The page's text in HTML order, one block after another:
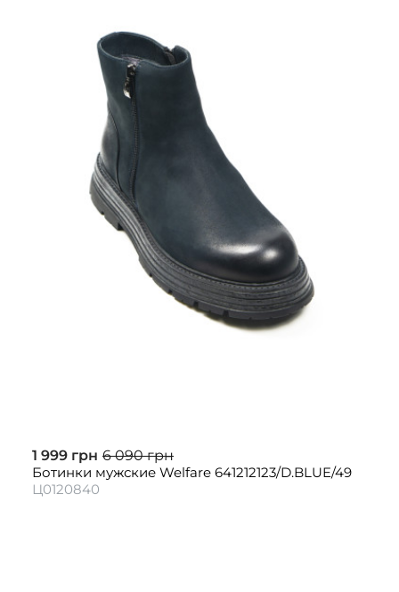
1 999 грн 6 090 грн
Ботинки мужские Welfare 641212123/D.BLUE/49
Ц0120840